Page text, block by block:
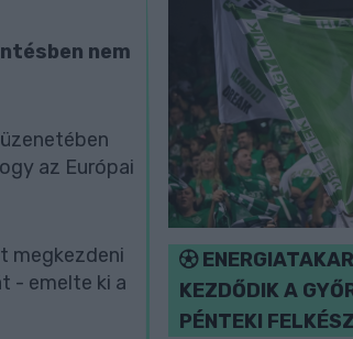
nem
az Európai
megkezdeni
- emelte ki a
KEZDŐDIK A
PÉNTEKI